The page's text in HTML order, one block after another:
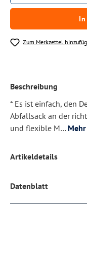
Zum Merkzettel
Beschreibung
* Es ist einfach, den
Abfallsack an der
und flexible M… Mehr
Artikeldetails
Datenblatt